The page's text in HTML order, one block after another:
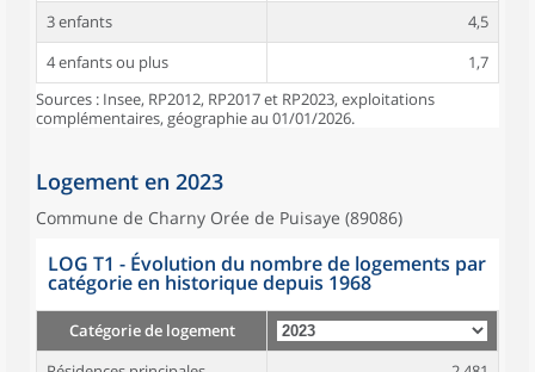
3 enfants
4,5
4 enfants ou plus
1,7
Sources : Insee, RP2012, RP2017 et RP2023, exploitations
complémentaires, géographie au 01/01/2026.
Logement en 2023
Commune de Charny Orée de Puisaye (89086)
LOG T1 - Évolution du nombre de logements par
catégorie en historique depuis 1968
Catégorie de logement